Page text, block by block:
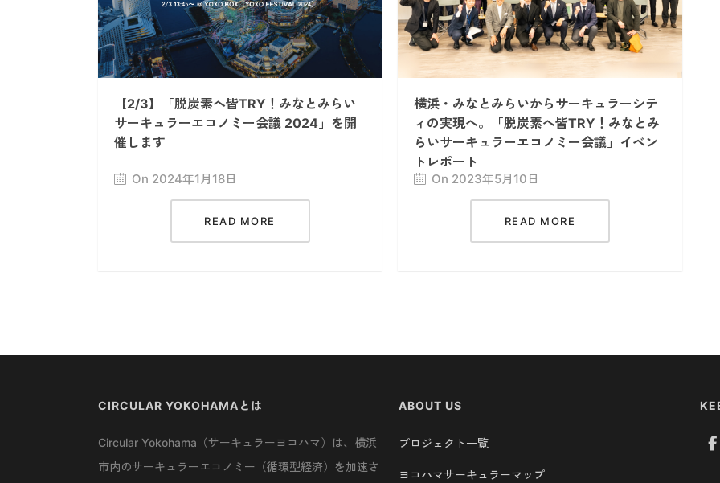
【2/3】「脱炭素へ皆TRY！みなとみらい
サーキュラーエコノミー会議 2024」を開
催します
On 2024年1月18日
READ MORE
横浜・みなとみらいからサーキュラーシテ
ィの実現へ。「脱炭素へ皆TRY！みなとみ
らいサーキュラーエコノミー会議」イベン
トレポート
On 2023年5月10日
READ MORE
CIRCULAR YOKOHAMAとは
Circular Yokohama（サーキュラーヨコハマ）は、横浜
市内のサーキュラーエコノミー（循環型経済）を加速さ
ABOUT US
プロジェクト一覧
ヨコハマサーキュラーマップ